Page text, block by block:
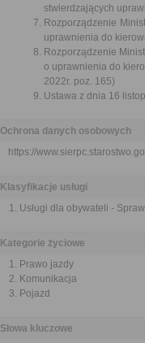
stwierdzających
Rozporządzenie
uprawnienia do
Rozporządzenie
o uprawnienia do
2022r. poz. 165)
Ustawa z dnia 16
Ochrona danych osobowych
https://
Klasyfikacje usługi
Usługi dla obywateli -
Kategorie życiowe
Prawo jazdy
Komunikacja
Pojazd
Słowa kluczowe